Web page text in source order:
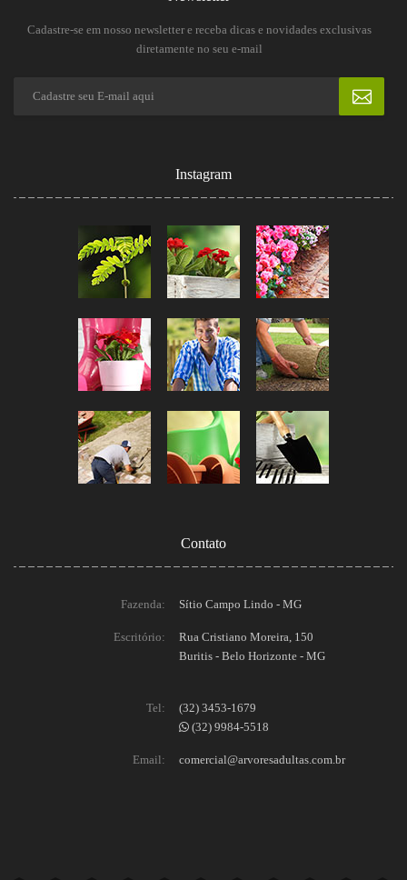
Cadastre-se em nosso newsletter e receba dicas e novidades exclusivas
diretamente no seu e-mail
Instagram
Contato
Fazenda: Sítio Campo Lindo - MG
Escritório:
Rua Cristiano Moreira, 150
Buritis - Belo Horizonte - MG
Tel:
(32) 3453-1679
(32) 9984-5518
Email: comercial@arvoresadultas.com.br